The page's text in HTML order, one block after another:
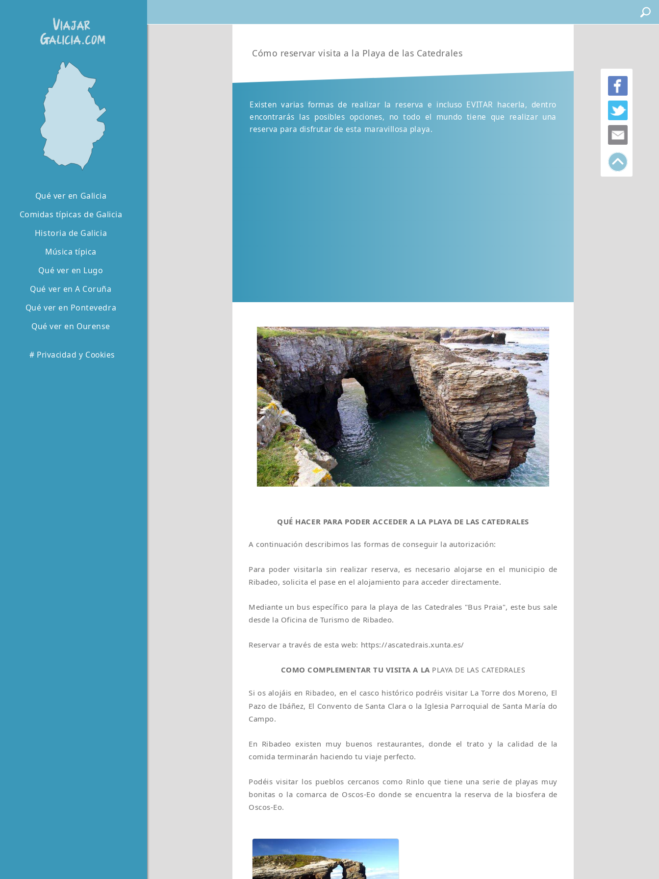
Cómo reservar visita a la Playa de las Catedrales
Existen varias formas de realizar la reserva e incluso EVITAR hacerla, dentro
encontrarás las posibles opciones, no todo el mundo tiene que realizar una
reserva para disfrutar de esta maravillosa playa.
QUÉ HACER PARA PODER ACCEDER A LA PLAYA DE LAS CATEDRALES
A continuación describimos las formas de conseguir la autorización:
Para poder visitarla sin realizar reserva, es necesario alojarse en el municipio de
Ribadeo, solicita el pase en el alojamiento para acceder directamente.
Mediante un bus específico para la playa de las Catedrales "Bus Praia", este bus sale
desde la Oficina de Turismo de Ribadeo.
Reservar a través de esta web: https://ascatedrais.xunta.es/
COMO COMPLEMENTAR TU VISITA A LA PLAYA DE LAS CATEDRALES
Si os alojáis en Ribadeo, en el casco histórico podréis visitar La Torre dos Moreno, El
Pazo de Ibáñez, El Convento de Santa Clara o la Iglesia Parroquial de Santa María do
Campo.
En Ribadeo existen muy buenos restaurantes, donde el trato y la calidad de la
comida terminarán haciendo tu viaje perfecto.
Podéis visitar los pueblos cercanos como Rinlo que tiene una serie de playas muy
bonitas o la comarca de Oscos-Eo donde se encuentra la reserva de la biosfera de
Oscos-Eo.
Qué ver en Galicia
Comidas típicas de Galicia
Historia de Galicia
Música típica
Qué ver en Lugo
Qué ver en A Coruña
Qué ver en Pontevedra
Qué ver en Ourense
# Privacidad y Cookies